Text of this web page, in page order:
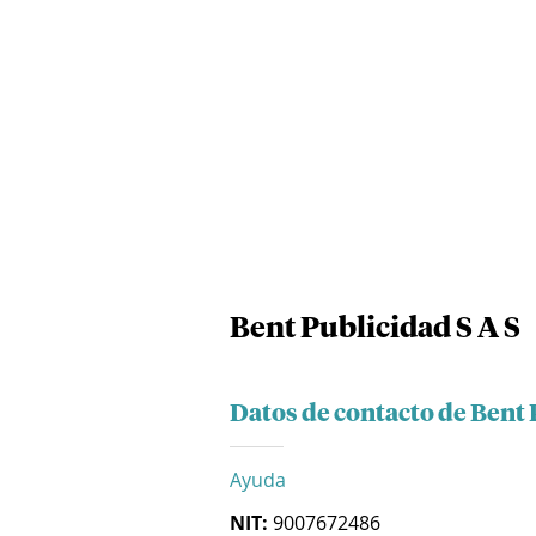
Bent Publicidad S A S
Datos de contacto de Bent
Ayuda
NIT: 9007672486